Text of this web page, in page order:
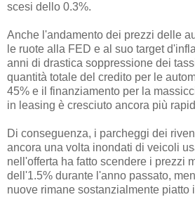
scesi dello 0.3%.
Anche l'andamento dei prezzi delle
le ruote alla FED e al suo target
anni di drastica soppressione dei
quantità totale del credito per le
45% e il finanziamento per la
in leasing è cresciuto ancora più
Di conseguenza, i parcheggi dei
ancora una volta inondati di veicoli
nell'offerta ha fatto scendere i prezzi
dell'1.5% durante l'anno passato,
nuove rimane sostanzialmente piatto